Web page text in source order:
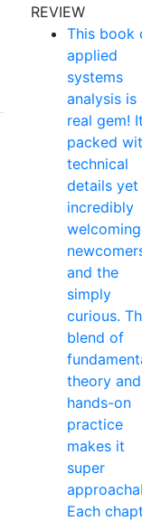
REVIEW
This book
applied
systems
analysis is
real gem!
packed
technical
details yet
incredibly
and the
simply
curious.
blend of
theory and
hands-on
practice
makes it
super
Each